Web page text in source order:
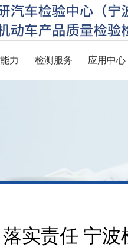
力 检测服务 应用中心
实责任 宁